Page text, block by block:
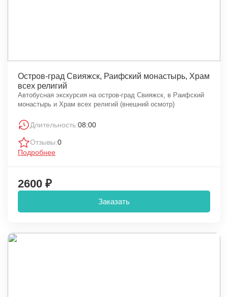
Остров-град Свияжск, Раифский монастырь, Храм
всех религий
Автобусная экскурсия на остров-град Свияжск, в Раифский
монастырь и Храм всех религий (внешний осмотр)
Длительность:08:00
Отзывы:0
Подробнее
2600 ₽
Заказать